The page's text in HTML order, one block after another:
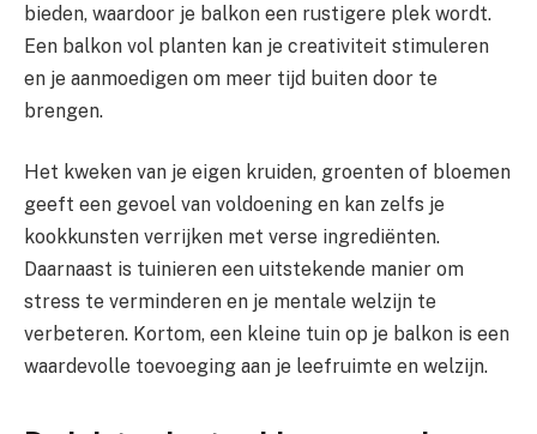
bieden, waardoor je balkon een rustigere plek wordt.
Een balkon vol planten kan je creativiteit stimuleren
en je aanmoedigen om meer tijd buiten door te
brengen.
Het kweken van je eigen kruiden, groenten of bloemen
geeft een gevoel van voldoening en kan zelfs je
kookkunsten verrijken met verse ingrediënten.
Daarnaast is tuinieren een uitstekende manier om
stress te verminderen en je mentale welzijn te
verbeteren. Kortom, een kleine tuin op je balkon is een
waardevolle toevoeging aan je leefruimte en welzijn.